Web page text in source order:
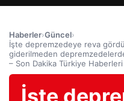
Haberler›Güncel›
İşte depremzedeye reva
giderilmeden
– Son Dakika Türkiye Haberleri
İşte